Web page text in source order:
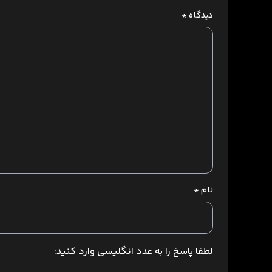
دیدگاه*
نام*
لطفا پاسخ را به عدد انگلیسی وارد کنید: